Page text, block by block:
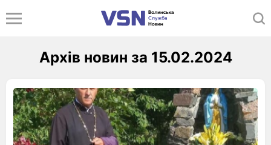
Архів новин за 15.02.2024